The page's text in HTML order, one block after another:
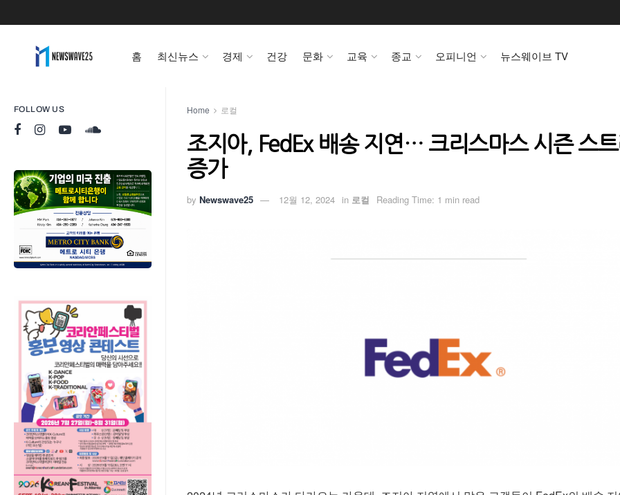
FOLLOW US
홈 최신뉴스 경제 건강 문화 교육 종교 오피니언 뉴스웨이브 TV
Home 로컬
조지아, FedEx 배송 지연… 크리스마스 시즌 스
증가
by Newswave25 12월 12, 2024 in 로컬 Reading Time: 1 min read